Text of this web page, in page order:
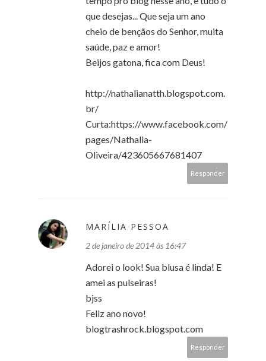
que desejas... Que seja um ano
cheio de bençãos do Senhor, muita
saúde, paz e amor!
Beijos gatona, fica com Deus!
http://nathalianatth.blogspot.com.
br/
Curta:https://www.facebook.com/
pages/Nathalia-
Oliveira/423605667681407
Responder
MARÍLIA PESSOA
2 de janeiro de 2014 às 16:47
Adorei o look! Sua blusa é linda! E
amei as pulseiras!
bjss
Feliz ano novo!
blogtrashrock.blogspot.com
Responder